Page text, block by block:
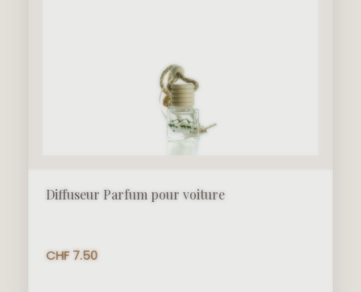
Diffuseur Parfum pour voiture
CHF7.50